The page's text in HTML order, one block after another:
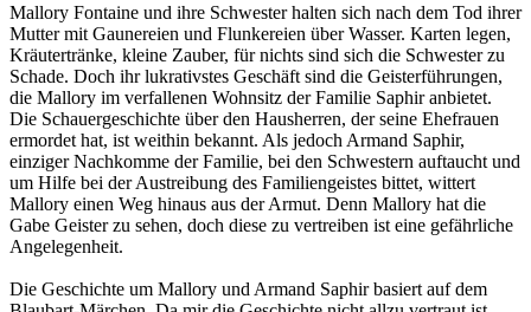
Mallory Fontaine und ihre Schwester halten sich nach dem Tod ihrer
Mutter mit Gaunereien und Flunkereien über Wasser. Karten legen,
Kräutertränke, kleine Zauber, für nichts sind sich die Schwester zu
Schade. Doch ihr lukrativstes Geschäft sind die Geisterführungen,
die Mallory im verfallenen Wohnsitz der Familie Saphir anbietet.
Die Schauergeschichte über den Hausherren, der seine Ehefrauen
ermordet hat, ist weithin bekannt. Als jedoch Armand Saphir,
einziger Nachkomme der Familie, bei den Schwestern auftaucht und
um Hilfe bei der Austreibung des Familiengeistes bittet, wittert
Mallory einen Weg hinaus aus der Armut. Denn Mallory hat die
Gabe Geister zu sehen, doch diese zu vertreiben ist eine gefährliche
Angelegenheit.
Die Geschichte um Mallory und Armand Saphir basiert auf dem